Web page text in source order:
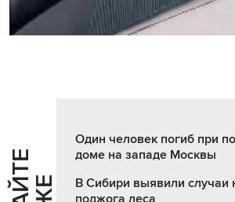
Один человек погиб при
доме на западе Москвы
В Сибири выявили случаи
поджога леса